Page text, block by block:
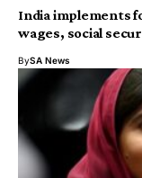
India implements
wages, social
BySA News